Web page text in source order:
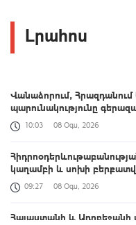
Լրահոս
Վանաձորում,
պարունակությունը
10:03 08 Օգս, 2026
կաղամբի և սոխի
09:27 08 Օգս, 2026
Հայաստանի և Ադրբեջանի